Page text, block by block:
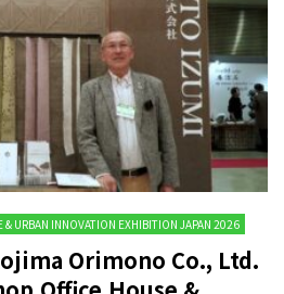
URBAN INNOVATION EXHIBITION JAPAN 2026
Orimono Co., Ltd.